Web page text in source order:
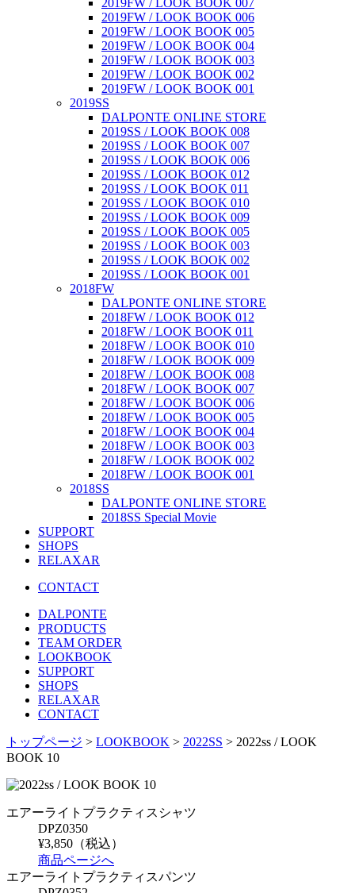
2019FW / LOOK BOOK 007
2019FW / LOOK BOOK 006
2019FW / LOOK BOOK 005
2019FW / LOOK BOOK 004
2019FW / LOOK BOOK 003
2019FW / LOOK BOOK 002
2019FW / LOOK BOOK 001
2019SS
DALPONTE ONLINE STORE
2019SS / LOOK BOOK 008
2019SS / LOOK BOOK 007
2019SS / LOOK BOOK 006
2019SS / LOOK BOOK 012
2019SS / LOOK BOOK 011
2019SS / LOOK BOOK 010
2019SS / LOOK BOOK 009
2019SS / LOOK BOOK 005
2019SS / LOOK BOOK 003
2019SS / LOOK BOOK 002
2019SS / LOOK BOOK 001
2018FW
DALPONTE ONLINE STORE
2018FW / LOOK BOOK 012
2018FW / LOOK BOOK 011
2018FW / LOOK BOOK 010
2018FW / LOOK BOOK 009
2018FW / LOOK BOOK 008
2018FW / LOOK BOOK 007
2018FW / LOOK BOOK 006
2018FW / LOOK BOOK 005
2018FW / LOOK BOOK 004
2018FW / LOOK BOOK 003
2018FW / LOOK BOOK 002
2018FW / LOOK BOOK 001
2018SS
DALPONTE ONLINE STORE
2018SS Special Movie
SUPPORT
SHOPS
RELAXAR
CONTACT
DALPONTE
PRODUCTS
TEAM ORDER
LOOKBOOK
SUPPORT
SHOPS
RELAXAR
CONTACT
トップページ > LOOKBOOK > 2022SS > 2022ss / LOOK
BOOK 10
エアーライトプラクティスシャツ
DPZ0350
¥3,850（税込）
商品ページへ
エアーライトプラクティスパンツ